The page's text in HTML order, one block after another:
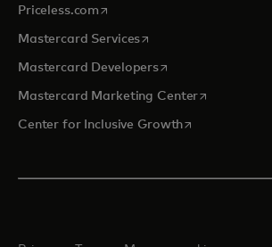
Priceless.com opens in a new tab
Mastercard Servicesopens in a new tab
Mastercard Developersopens in a new tab
Mastercard Marketing Centeropens in a
Center for Inclusive Growthopens in a new